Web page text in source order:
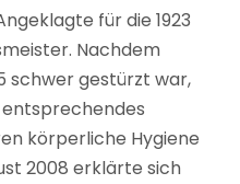
für die 1923
Nachdem
schwer gestürzt war,
körperliche Hygiene
2008 erklärte sich